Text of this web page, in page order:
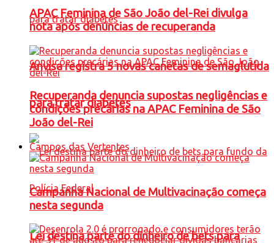
Anvisa registra 5 novas canetas de semaglutida
para tratar diabetes
Lei destina parte do dinheiro de bets para
APAC Feminina de São João del-Rei divulga
nota após denúncias de recuperanda
Recuperanda denuncia supostas negligências e
condições precárias na APAC Feminina de São
João del-Rei
Campos das Vertentes
Campanha Nacional de Multivacinação começa
nesta segunda